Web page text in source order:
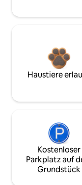
Haustiere
Kostenloser
Parkplatz auf
Grundstück